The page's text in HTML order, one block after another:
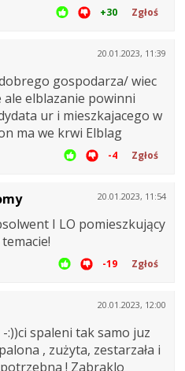
+30 Zgłoś
20.01.2023, 11:39
gospodarza/ wiec
ale elblazanie powinni
ur i mieszkajacego w
ma we krwi Elblag
-4 Zgłoś
20.01.2023, 11:54
I LO pomieszkujący
-19 Zgłoś
20.01.2023, 12:00
:))ci spaleni tak samo juz
, zużyta, zestarzała i
! Zabraklo